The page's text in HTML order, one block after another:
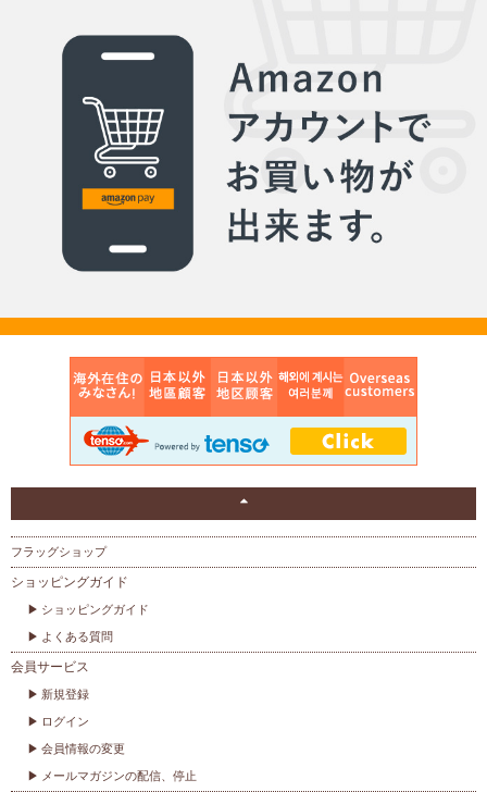
フラッグショップ
ショッピングガイド
ショッピングガイド
よくある質問
会員サービス
新規登録
ログイン
会員情報の変更
メールマガジンの配信、停止